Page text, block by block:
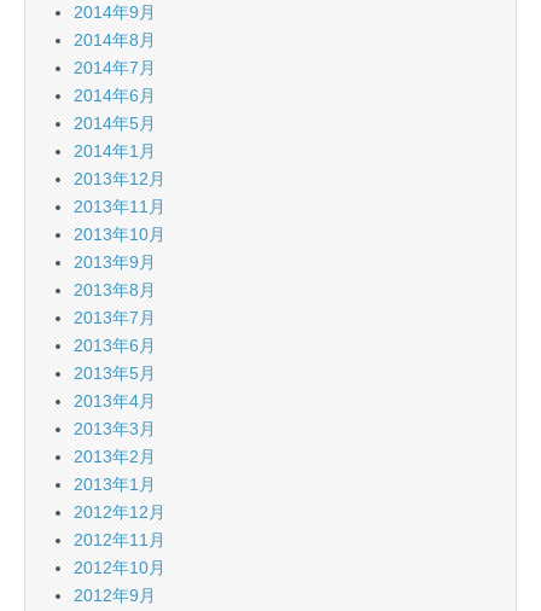
2014年9月
2014年8月
2014年7月
2014年6月
2014年5月
2014年1月
2013年12月
2013年11月
2013年10月
2013年9月
2013年8月
2013年7月
2013年6月
2013年5月
2013年4月
2013年3月
2013年2月
2013年1月
2012年12月
2012年11月
2012年10月
2012年9月